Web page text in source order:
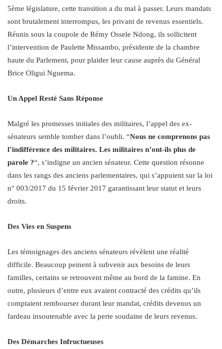
5ème législature, cette transition a du mal à passer. Leurs mandats
sont brutalement interrompus, les privant de revenus essentiels.
Réunis sous la coupole de Rémy Ossele Ndong, ils sollicitent
l’intervention de Paulette Missambo, présidente de la chambre
haute du Parlement, pour plaider leur cause auprès du Général
Brice Oligui Nguema.
Un Appel Resté Sans Réponse
Malgré les promesses initiales des militaires, l’appel des ex-
sénateurs semble tomber dans l’oubli. “Nous ne comprenons pas
l’indifférence des militaires. Les militaires n’ont-ils plus de
parole ?“, s’indigne un ancien sénateur. Cette question résonne
dans les rangs des anciens parlementaires, qui s’appuient sur la loi
n° 003/2017 du 15 février 2017 garantissant leur statut et leurs
droits.
Des Vies en Suspens
Les témoignages des anciens sénateurs révèlent une réalité
difficile. Beaucoup peinent à subvenir aux besoins de leurs
familles, certains se retrouvent même au bord de la famine. En
outre, plusieurs d’entre eux avaient contracté des crédits qu’ils
comptaient rembourser durant leur mandat, crédits devenus un
fardeau insoutenable avec la perte soudaine de leurs revenus.
Des Démarches Infructueuses